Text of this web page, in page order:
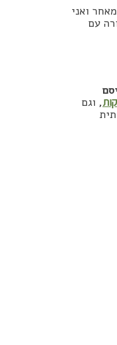
ואני
עם
, וגם